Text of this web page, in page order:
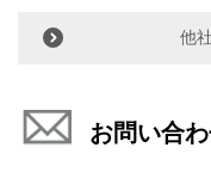
他
お問い合